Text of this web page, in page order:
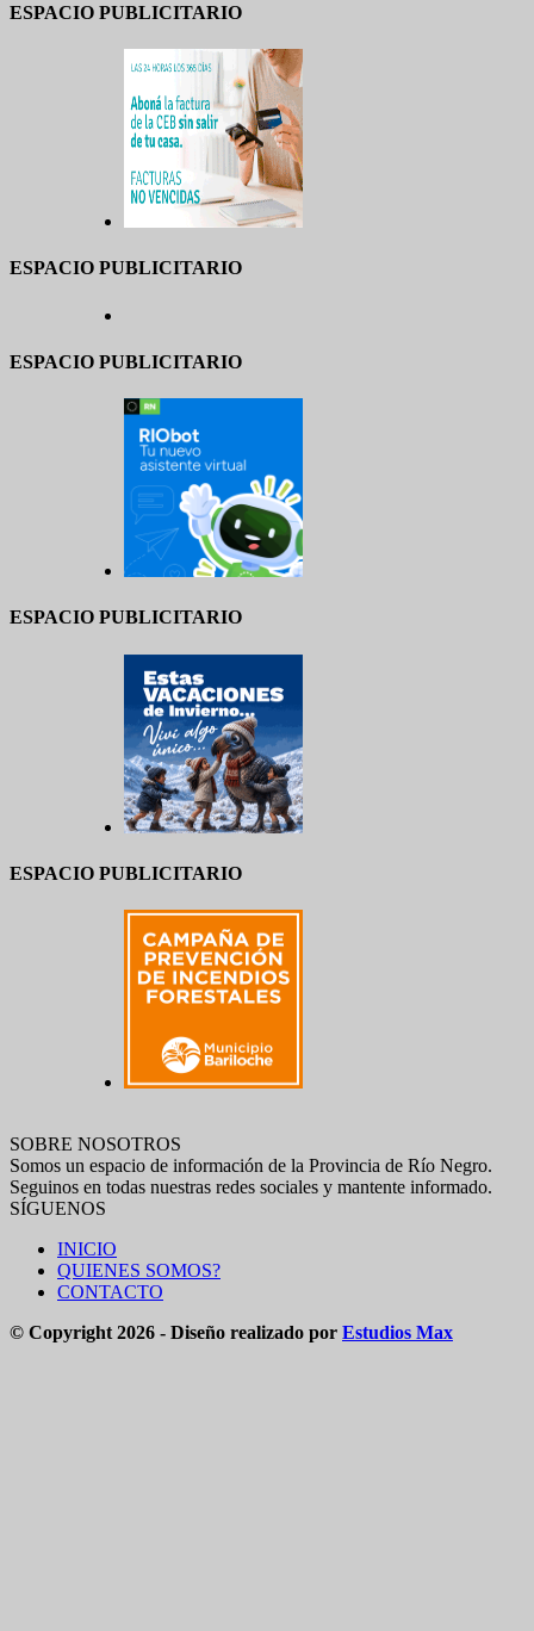
ESPACIO PUBLICITARIO
ESPACIO PUBLICITARIO
ESPACIO PUBLICITARIO
ESPACIO PUBLICITARIO
ESPACIO PUBLICITARIO
SOBRE NOSOTROS
Somos un espacio de información de la Provincia de Río Negro.
Seguinos en todas nuestras redes sociales y mantente informado.
SÍGUENOS
INICIO
QUIENES SOMOS?
CONTACTO
© Copyright 2026 - Diseño realizado por Estudios Max